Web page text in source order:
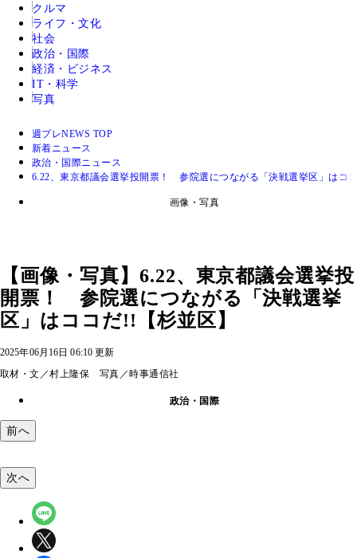
クルマ
ライフ・文化
社会
政治・国際
経済・ビジネス
IT・科学
写真
週プレNEWS TOP
新着ニュース
政治・国際ニュース
6.22、東京都議会選挙投開票！ 参院選につながる「決戦選挙区」はコ
画像・写真
【画像・写真】6.22、東京都議会選挙投
開票！ 参院選につながる「決戦選挙
区」はココだ!!【杉並区】
2025年06月16日 06:10 更新
取材・文／村上隆保 写真／時事通信社
政治・国際
前へ
次へ